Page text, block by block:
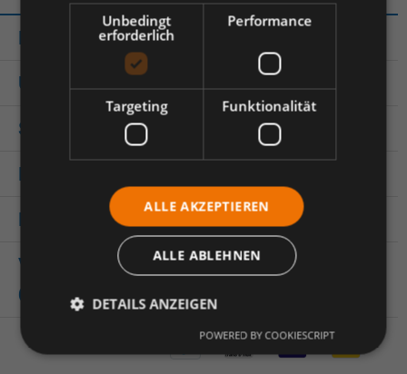
Kontakt
Über ASTA
Shop Service
Rechtliches
Informationen
Versandhandels-Register-Nr.
0005981
Unbedingt
erforderlich
Performance
Targeting Funktionalität
ALLE AKZEPTIEREN
ALLE ABLEHNEN
DETAILS ANZEIGEN
POWERED BY COOKIESCRIPT